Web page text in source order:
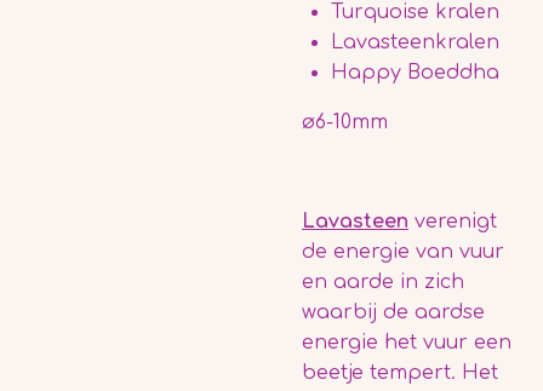
Turquoise kralen
Lavasteenkralen
Happy Boeddha
ø6-10mm
Lavasteen verenigt
de energie van vuur
en aarde in zich
waarbij de aardse
energie het vuur een
beetje tempert. Het